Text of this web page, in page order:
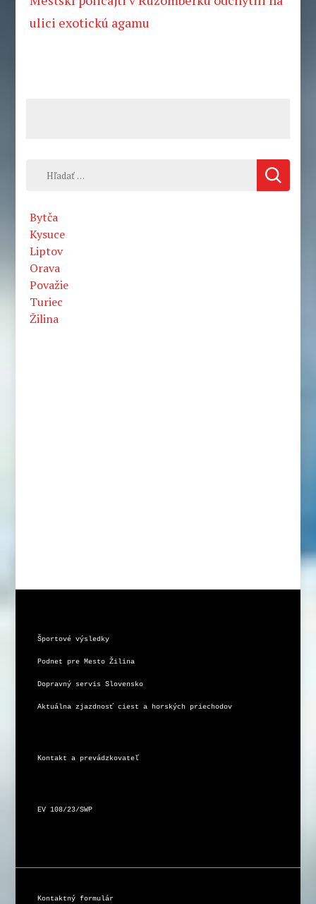
ulici exotickú agamu
Hľadať:
Bytča
Kysuce
Liptov
Orava
Považie
Turiec
Žilina
Športové výsledky
Podnet pre Mesto Žilina
Dopravný servis Slovensko
Aktuálna zjazdnosť ciest a horských priechodov
Kontakt a prevádzkovateľ
EV 108/23/SWP
Kontaktný formulár